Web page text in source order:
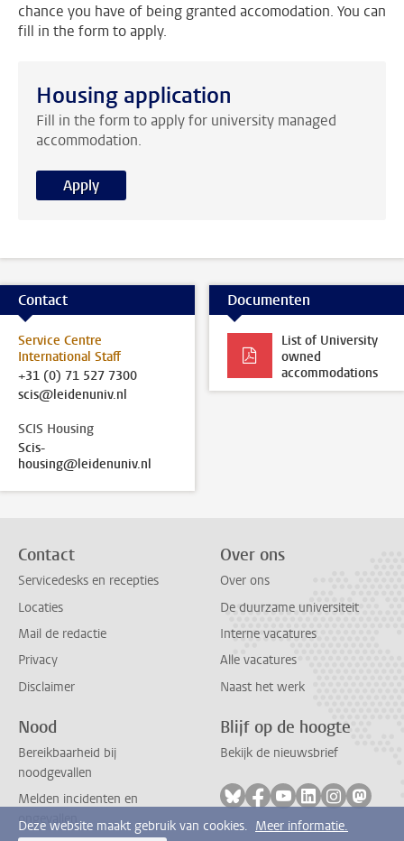
chance you have of being granted accomodation. You can
fill in the form to apply.
Housing application
Fill in the form to apply for university managed
accommodation.
Apply
Contact
Service Centre
International Staff
+31 (0) 71 527 7300
scis@leidenuniv.nl
SCIS Housing
Scis-
housing@leidenuniv.nl
Documenten
List of University
owned
accommodations
Contact
Servicedesks en recepties
Locaties
Mail de redactie
Privacy
Disclaimer
Over ons
Over ons
De duurzame universiteit
Interne vacatures
Alle vacatures
Naast het werk
Nood
Bereikbaarheid bij
noodgevallen
Melden incidenten en
ongevallen
Blijf op de hoogte
Bekijk de nieuwsbrief
Volg ons op bluesky
Volg ons op facebook
Volg ons op
Volg ons op
Volg ons
Volg
Deze website maakt gebruik van cookies. Meer informatie.